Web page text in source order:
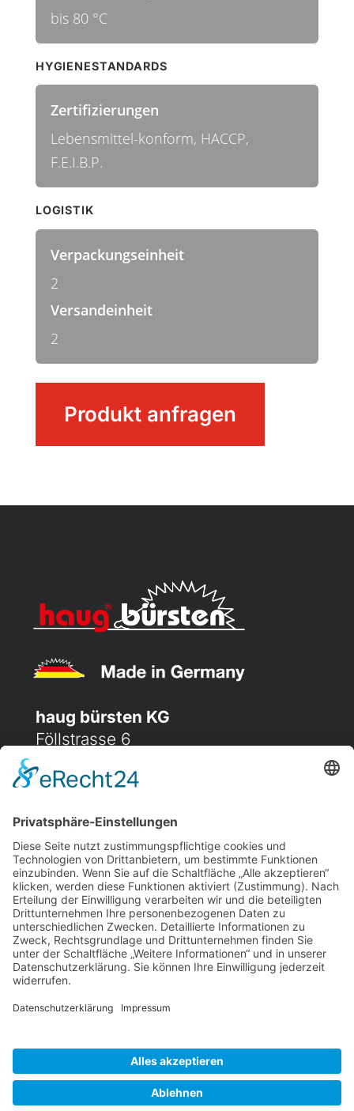
Geräteleiste
Produkt anfragen
bis 80 °C
HYGIENESTANDARDS
Zertifizierungen
Lebensmittel-konform, HACCP,
F.E.I.B.P.
LOGISTIK
Verpackungseinheit
2
Versandeinheit
2
haug bürsten KG
Föllstrasse 6
D-86343 Königsbrunn
 (+49) 08231 / 96 30 96
 office@haugbuersten.de
Weitere Seiten
Hygienesortiment
Haushaltssortiment
Ansprechpartner
Jobs